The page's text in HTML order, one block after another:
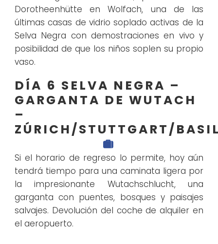
Dorotheenhütte en Wolfach, una de las
últimas casas de vidrio soplado activas de la
Selva Negra con demostraciones en vivo y
posibilidad de que los niños soplen su propio
vaso.
DÍA 6 SELVA NEGRA –
GARGANTA DE WUTACH
–
ZÚRICH/STUTTGART/
Si el horario de regreso lo permite, hoy aún
tendrá tiempo para una caminata ligera por
la impresionante Wutachschlucht, una
garganta con puentes, bosques y paisajes
salvajes. Devolución del coche de alquiler en
el aeropuerto.